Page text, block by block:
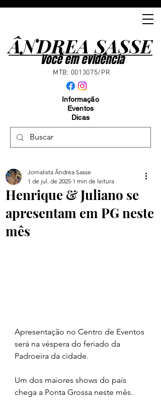
ÂNDREA SASSE
ÂNDREA SASSE
Você em evidência
MTB: 0013075/PR
Informação
Eventos
Dicas
Henrique & Juliano se
apresentam em PG neste
mês
Jornalista Ândrea Sasse
1 de jul. de 2025 1 min de leitura
Apresentação no Centro de Eventos
será na véspera do feriado da
Padroeira da cidade.
Um dos maiores shows do país
chega a Ponta Grossa neste mês.